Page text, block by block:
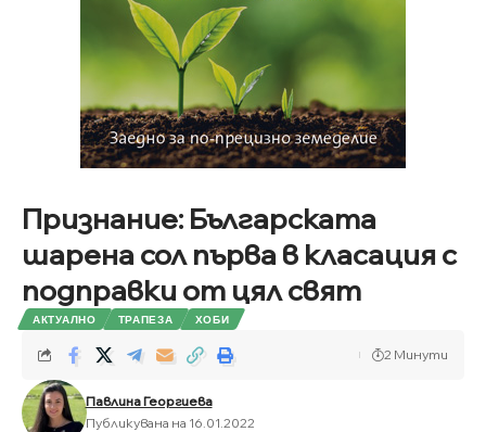
Признание: Българската
шарена сол първа в класация с
подправки от цял свят
АКТУАЛНО ТРАПЕЗА ХОБИ
Павлина Георгиева
Публикувана на 16.01.2022
2 Минути